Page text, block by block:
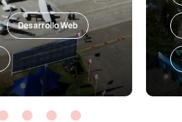
Desarrollo Web